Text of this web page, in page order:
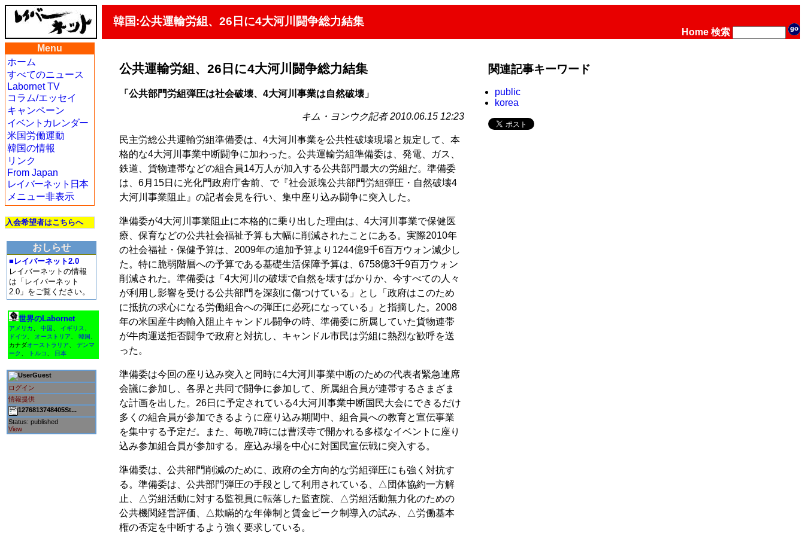
韓国:公共運輸労組、26日に4大河川闘争総力結集
Home 検索
Menu
ホーム
すべてのニュース
Labornet TV
コラム/エッセイ
キャンペーン
イベントカレンダー
米国労働運動
韓国の情報
リンク
From Japan
レイバーネット日本
メニュー非表示
入会希望者はこちらへ
おしらせ
■レイバーネット2.0
レイバーネットの情報
は「レイバーネット
2.0」をご覧ください。
世界のLabornet
アメリカ 中国 イギリス
ドイツ
オーストリア 韓国
カナダオーストラリア
デンマ
ーク
トルコ 日本
Guest
ログイン
情報提供
1276813748405St...
Status: published
View
公共運輸労組、26日に4大河川闘争総力結集
「公共部門労組弾圧は社会破壊、4大河川事業は自然破壊」
キム・ヨンウク記者 2010.06.15 12:23
民主労総公共運輸労組準備委は、4大河川事業を公共性破壊現場と規定して、本
格的な4大河川事業中断闘争に加わった。公共運輸労組準備委は、発電、ガス、
鉄道、貨物連帯などの組合員14万人が加入する公共部門最大の労組だ。準備委
は、6月15日に光化門政府庁舎前、で『社会派塊公共部門労組弾圧・自然破壊4
大河川事業阻止』の記者会見を行い、集中座り込み闘争に突入した。
準備委が4大河川事業阻止に本格的に乗り出した理由は、4大河川事業で保健医
療、保育などの公共社会福祉予算も大幅に削減されたことにある。実際2010年
の社会福祉・保健予算は、2009年の追加予算より1244億9千6百万ウォン減少し
た。特に脆弱階層への予算である基礎生活保障予算は、6758億3千9百万ウォン
削減された。準備委は「4大河川の破壊で自然を壊すばかりか、今すべての人々
が利用し影響を受ける公共部門を深刻に傷つけている」とし「政府はこのため
に抵抗の求心になる労働組合への弾圧に必死になっている」と指摘した。2008
年の米国産牛肉輸入阻止キャンドル闘争の時、準備委に所属していた貨物連帯
が牛肉運送拒否闘争で政府と対抗し、キャンドル市民は労組に熱烈な歓呼を送
った。
準備委は今回の座り込み突入と同時に4大河川事業中断のための代表者緊急連席
会議に参加し、各界と共同で闘争に参加して、所属組合員が連帯するさまざま
な計画を出した。26日に予定されている4大河川事業中断国民大会にできるだけ
多くの組合員が参加できるように座り込み期間中、組合員への教育と宣伝事業
を集中する予定だ。また、毎晩7時には曹渓寺で開かれる多様なイベントに座り
込み参加組合員が参加する。座込み場を中心に対国民宣伝戦に突入する。
準備委は、公共部門削減のために、政府の全方向的な労組弾圧にも強く対抗す
る。準備委は、公共部門弾圧の手段として利用されている、△団体協約一方解
止、△労組活動に対する監視員に転落した監査院、△労組活動無力化のための
公共機関経営評価、△欺瞞的な年俸制と賃金ピーク制導入の試み、△労働基本
権の否定を中断するよう強く要求している。
関連記事キーワード
public
korea